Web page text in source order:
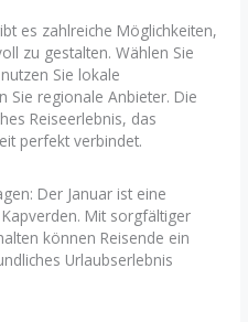
es zahlreiche Möglichkeiten,
zu gestalten. Wählen Sie
Sie lokale
Sie regionale Anbieter. Die
Reiseerlebnis, das
perfekt verbindet.
Der Januar ist eine
Mit sorgfältiger
können Reisende ein
Urlaubserlebnis